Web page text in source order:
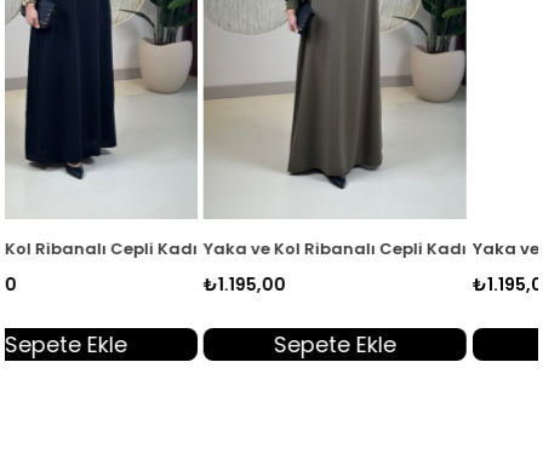
Elbise Siyah KADO 251292
Yaka ve Kol Ribanalı Cepli Kadın Elbise Haki KADO 251292
Sepete Ekle
Yaka ve Kol Ribanalı Cepli
Sepete Ekle